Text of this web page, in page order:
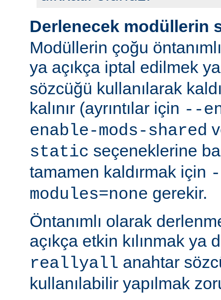
Derlenecek modüllerin
Modüllerin çoğu
ya açıkça iptal edilmek
sözcüğü kullanılarak
kalınır (ayrıntılar için --
enable-mods-shared
static seçeneklerine
tamamen kaldırmak için
modules=none gerekir.
Öntanımlı olarak
açıkça etkin kılınmak ya
reallyall anahtar
kullanılabilir yapılmak